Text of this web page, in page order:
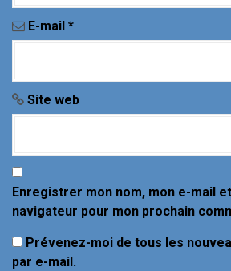
E-mail *
Site web
Enregistrer mon nom, mon e-mail
navigateur pour mon prochain
Prévenez-moi de tous les
par e-mail.